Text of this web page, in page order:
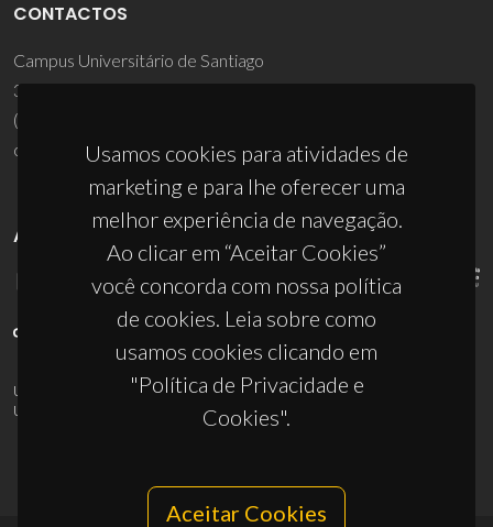
Usamos cookies para atividades de
marketing e para lhe oferecer uma
melhor experiência de navegação.
Ao clicar em “Aceitar Cookies”
você concorda com nossa política
de cookies. Leia sobre como
usamos cookies clicando em
"Política de Privacidade e
Cookies".
Aceitar Cookies
CONTACTOS
Campus Universitário de Santiago
3810-193 Aveiro - Portugal
(+351) 234 370 200
ciceco@ua.pt
APOIOS
UID/PRR/50011/2025(DOI:10.54499/UID/PRR/50011/2025
UID/PRR2/50011/2025
10.54499/UID/PRR2/50011/2025